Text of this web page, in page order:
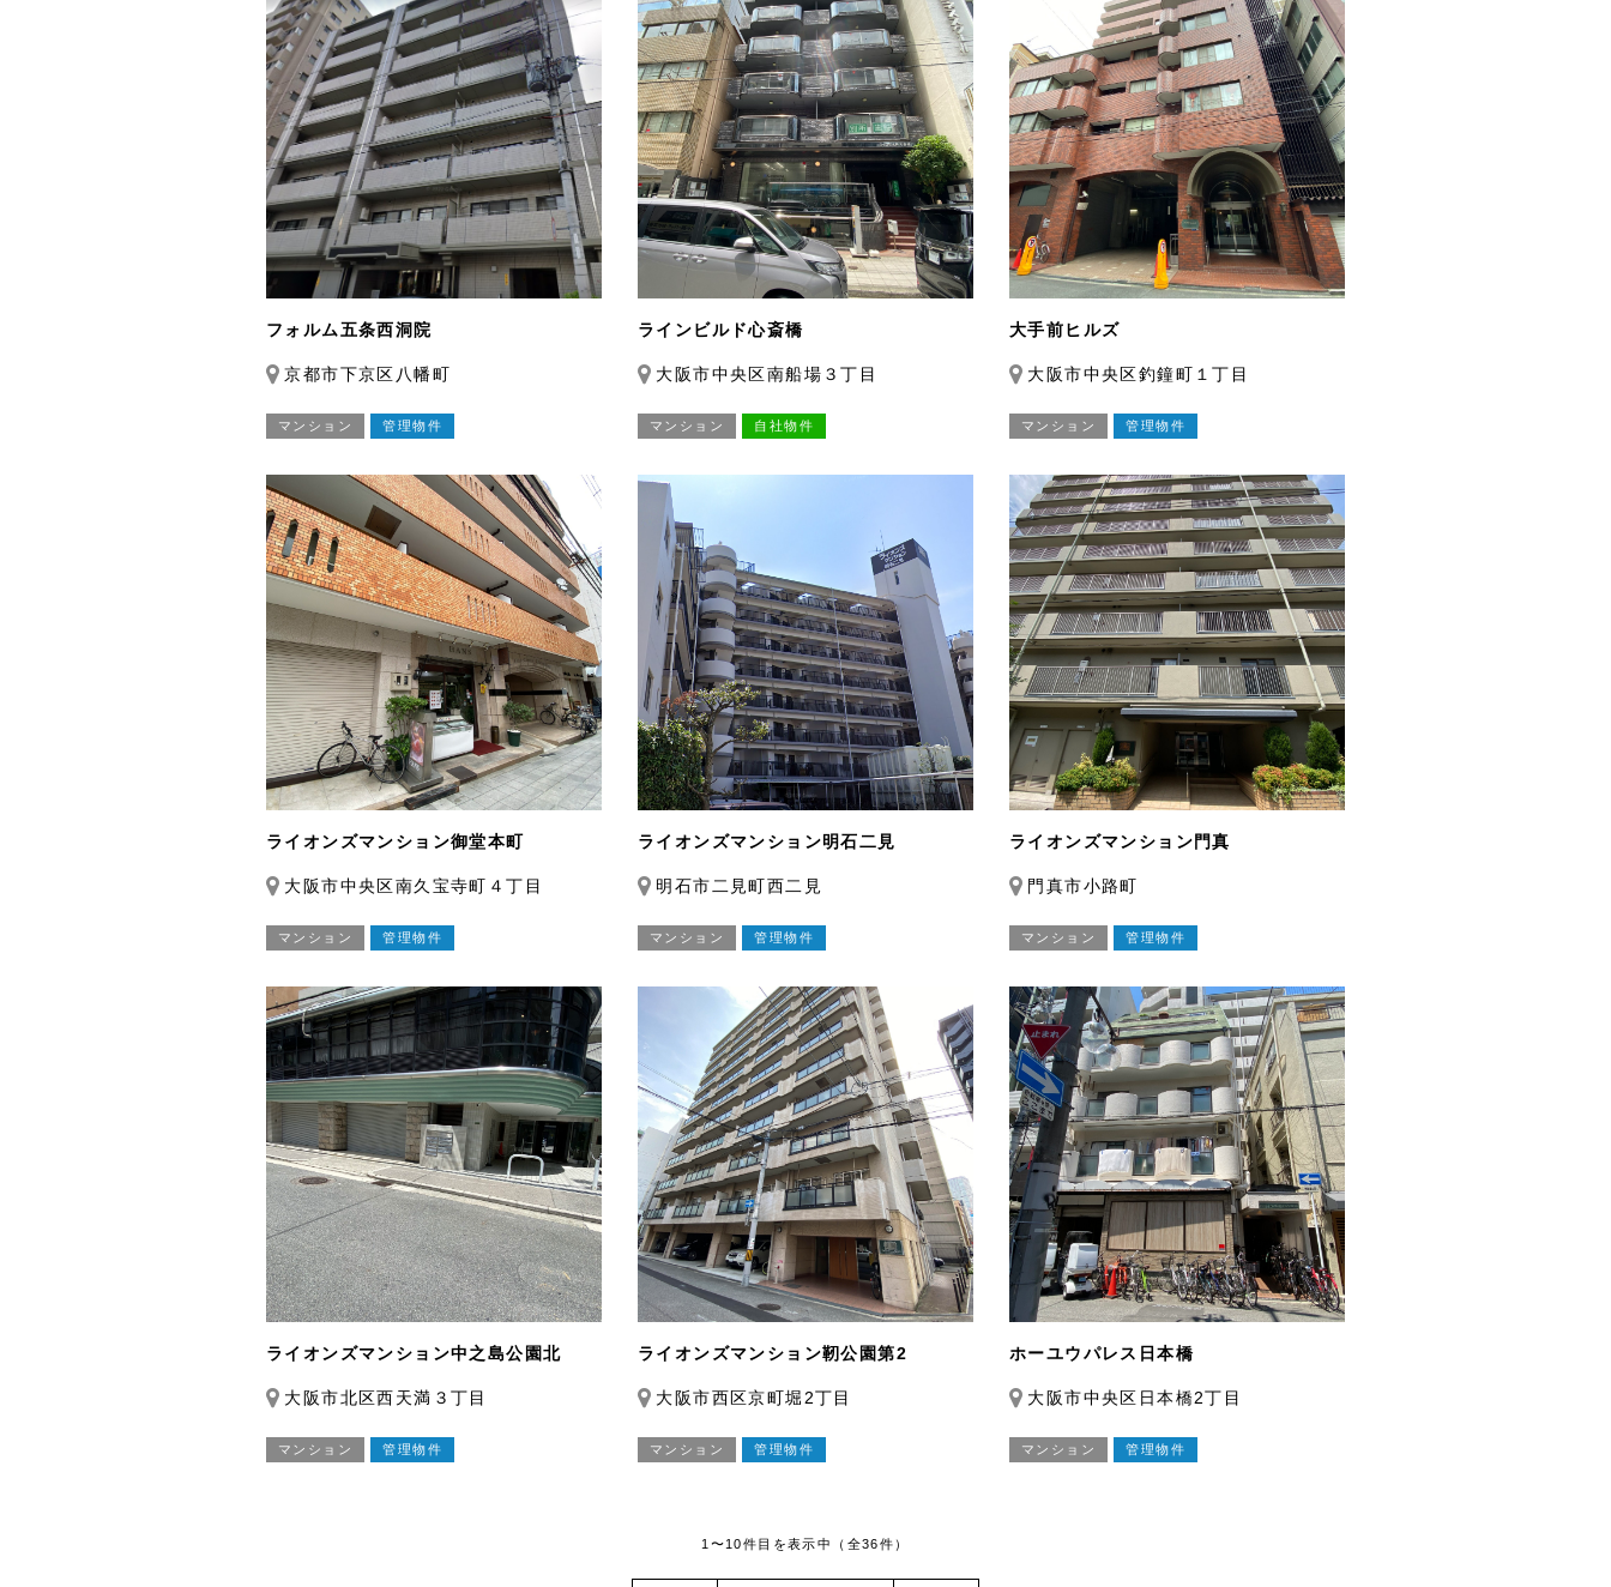
フォルム五条西洞院
京都市下京区八幡町
マンション 管理物件
ラインビルド心斎橋
大阪市中央区南船場３丁目
マンション 自社物件
大手前ヒルズ
大阪市中央区釣鐘町１丁目
マンション 管理物件
ライオンズマンション御堂本町
大阪市中央区南久宝寺町４丁目
マンション 管理物件
ライオンズマンション明石二見
明石市二見町西二見
マンション 管理物件
ライオンズマンション門真
門真市小路町
マンション 管理物件
ライオンズマンション中之島公園北
大阪市北区西天満３丁目
マンション 管理物件
ライオンズマンション靭公園第2
大阪市西区京町堀2丁目
マンション 管理物件
ホーユウパレス日本橋
大阪市中央区日本橋2丁目
マンション 管理物件
1〜10件目を表示中 （全36件）